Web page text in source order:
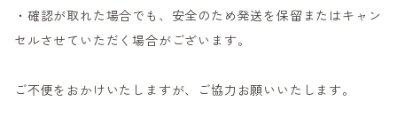
・確認が取れた場合でも、安全のため発送を保留またはキャン
セルさせていただく場合がございます。
ご不便をおかけいたしますが、ご協力お願いいたします。